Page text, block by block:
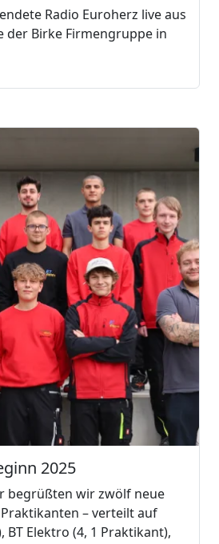
Radio Euroherz live aus
der Birke Firmengruppe in
2025
begrüßten wir zwölf neue
– verteilt auf
BT Elektro (4, 1 Praktikant),